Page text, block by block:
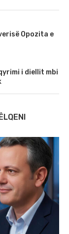
Opozita e
i diellit mbi